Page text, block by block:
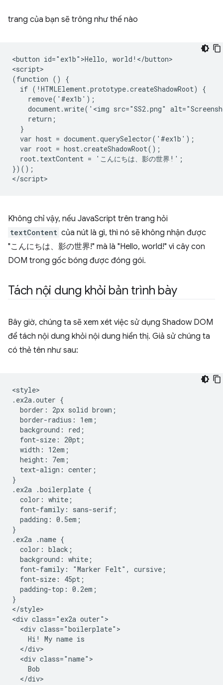
trang của bạn sẽ trông như thế nào
<button id="ex1b">Hello, world!</button>
<script>
(function () {
  if (!HTMLElement.prototype.createShadowRoot) {
    remove('#ex1b');
document.write('<img src="SS2.png"
    return;
  }
  var host = document.querySelector('#ex1b');
  var root = host.createShadowRoot();
  root.textContent = 'こんにちは、影の世界!';
})();
Không chỉ vậy, nếu JavaScript trên trang hỏi
textContent của nút là gì, thì nó sẽ không nhận được
"こんにちは、影の世界!" mà là "Hello, world!" vì cây con
DOM trong gốc bóng được đóng gói.
Tách nội dung khỏi bản trình bày
Bây giờ, chúng ta sẽ xem xét việc sử dụng Shadow DOM
để tách nội dung khỏi nội dung hiển thị. Giả sử chúng ta
có thẻ tên như sau:
<style>
.ex2a.outer {
  border: 2px solid brown;
  border-radius: 1em;
  background: red;
  font-size: 20pt;
  width: 12em;
  height: 7em;
  text-align: center;
}
.ex2a .boilerplate {
  color: white;
  font-family: sans-serif;
  padding: 0.5em;
}
.ex2a .name {
  color: black;
  background: white;
  font-family: "Marker Felt", cursive;
  font-size: 45pt;
  padding-top: 0.2em;
}
</style>
<div class="ex2a outer">
  <div class="boilerplate">
    Hi! My name is
  </div>
  <div class="name">
    Bob
  </div>